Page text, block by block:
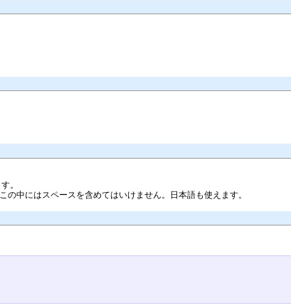
。
の中にはスペースを含めてはいけません。日本語も使えます。